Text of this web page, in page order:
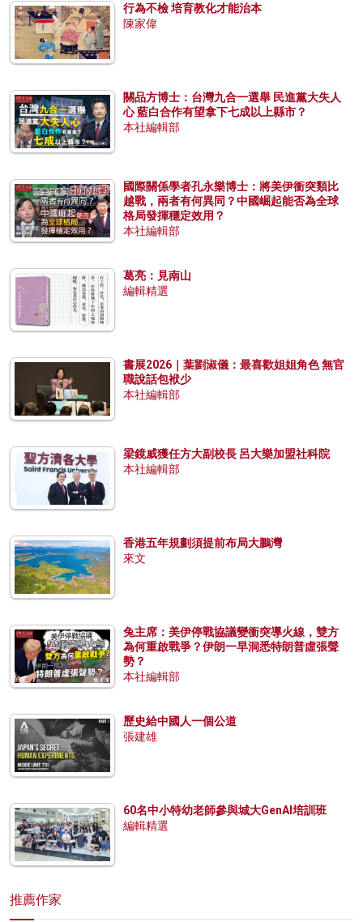
行為不檢 培育教化才能治本
陳家偉
關品方博士：台灣九合一選舉 民進黨大失人
心 藍白合作有望拿下七成以上縣市？
本社編輯部
國際關係學者孔永樂博士：將美伊衝突類比
越戰，兩者有何異同？中國崛起能否為全球
格局發揮穩定效用？
本社編輯部
葛亮：見南山
編輯精選
書展2026｜葉劉淑儀：最喜歡姐姐角色 無官
職說話包袱少
本社編輯部
梁鏡威獲任方大副校長 呂大樂加盟社科院
本社編輯部
香港五年規劃須提前布局大鵬灣
來文
兔主席：美伊停戰協議變衝突導火線，雙方
為何重啟戰爭？伊朗一早洞悉特朗普虛張聲
勢？
本社編輯部
歷史給中國人一個公道
張建雄
60名中小特幼老師參與城大GenAI培訓班
編輯精選
推薦作家